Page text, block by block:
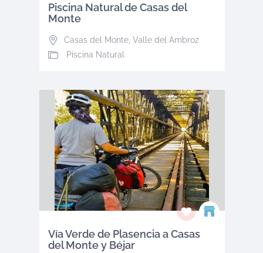
Piscina Natural de Casas del
Monte
Casas del Monte, Valle del Ambroz
Piscina Natural
Vía Verde de Plasencia a Casas
del Monte y Béjar